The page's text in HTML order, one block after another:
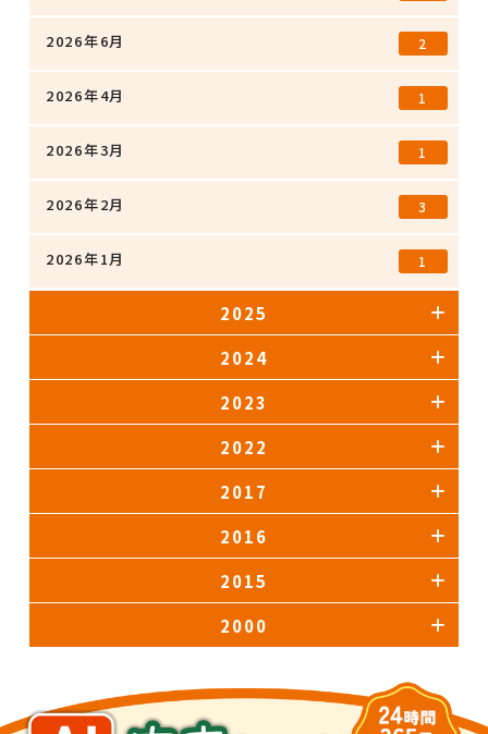
2026年6月 2
2026年4月 1
2026年3月 1
2026年2月 3
2026年1月 1
2025
2024
2023
2022
2017
2016
2015
2000